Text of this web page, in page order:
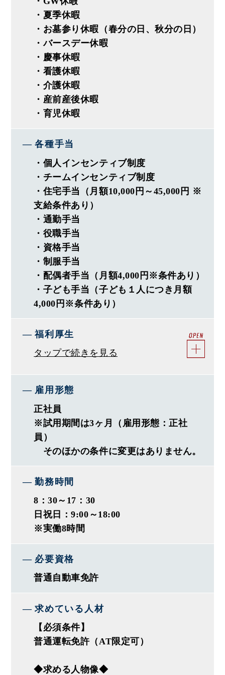
お客様の理想や想いを汲み取って、
上質で豊かなライフスタイルを
提供する提案型のスタイルです。
今まで様々な制限があり提案できなかった
アイディアも、オノヤでなら実現可能の
チャンスです！裁量権のある環境で、
あなたのアイディアを形にしませんか？
◆ オノヤってどんな会社◆
―〈 実績 〉―
・リフォーム売上15年連続東北No.1
・成長率毎年110%更新中！
・デザインコンテスト全国1位7冠
―〈 社風・プライベート 〉―
・とにかく仲が良い会社！
∟気の合う仲間とプライベートも充実
・年に3回は全社員が大集合！
∟旅館で忘年会・大運動会・歓迎会
・長期連休は7日以上お休み
∟住宅業界では珍しい大型連休有
―〈 評価・働き方 〉―
・ガラス張りの評価制度→給与反映
＜モデル年収＞
・中途2年目（前職住宅営業）：480万円程度
・中途5年目（前職住宅施工管理）：600万円程度
・夏季休暇
・お墓参り休暇（春分の日、秋分の日）
・バースデー休暇
・慶事休暇
・看護休暇
・介護休暇
・産前産後休暇
・育児休暇
各種手当
・個人インセンティブ制度
・チームインセンティブ制度
・住宅手当（月額10,000円～45,000円 ※
支給条件あり）
・通勤手当
・役職手当
・資格手当
・制服手当
・配偶者手当（月額4,000円※条件あり）
・子ども手当（子ども１人につき月額
4,000円※条件あり）
福利厚生
タップで続きを見る
雇用形態
正社員
※試用期間は3ヶ月（雇用形態：正社
員）
そのほかの条件に変更はありません。
勤務時間
8：30～17：30
日祝日：9:00～18:00
※実働8時間
必要資格
普通自動車免許
求めている人材
【必須条件】
普通運転免許（AT限定可）
◆求める人物像◆